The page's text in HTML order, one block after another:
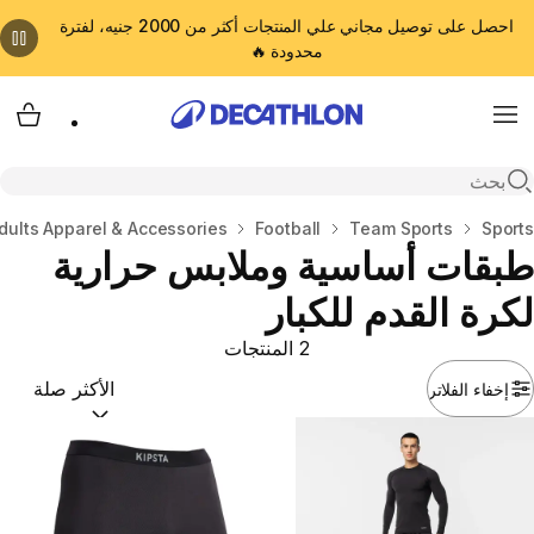
احصل على توصيل مجاني علي المنتجات أكثر من 2000 جنيه، لفترة
محدودة 🔥
Menu
Open search
المنزل
Sports
Team Sports
Football
Apparel & Accessories
طبقات أساسية وملابس حرارية
لكرة القدم للكبار
إخفاء الفلاتر
2 المنتجات
ترتيب حسب: